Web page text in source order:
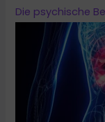
Die psychische